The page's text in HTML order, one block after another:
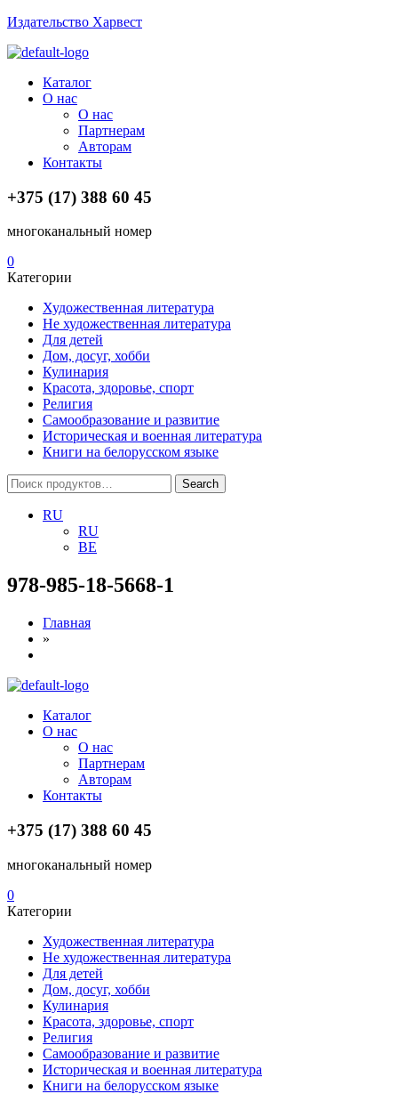
Издательство Харвест
Menu
Каталог
О нас
О нас
Партнерам
Авторам
Контакты
+375 (17) 388 60 45
многоканальный номер
0
Категории
Художественная литература
Не художественная литература
Для детей
Дом, досуг, хобби
Кулинария
Красота, здоровье, спорт
Религия
Самообразование и развитие
Историческая и военная литература
Книги на белорусском языке
Search
for:
Search
RU
RU
BE
978-985-18-5668-1
Главная
»
Menu
Каталог
О нас
О нас
Партнерам
Авторам
Контакты
+375 (17) 388 60 45
многоканальный номер
0
Категории
Художественная литература
Не художественная литература
Для детей
Дом, досуг, хобби
Кулинария
Красота, здоровье, спорт
Религия
Самообразование и развитие
Историческая и военная литература
Книги на белорусском языке